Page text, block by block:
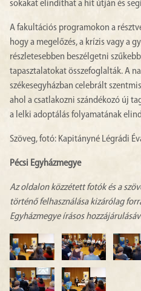
sokakat elindíthat a hit útján és
A fakultációs programokon a
hogy a megelőzés, a krízis vagy a
részletesebben beszélgetni
tapasztalatokat összefoglalták. A
székesegyházban celebrált
ahol a csatlakozni szándékozó új
a lelki adoptálás folyamatának
Szöveg, fotó: Kapitányné Légrádi
Pécsi Egyházmegye
Az oldalon közzétett fotók és a
történő felhasználása kizárólag
Egyházmegye írásos